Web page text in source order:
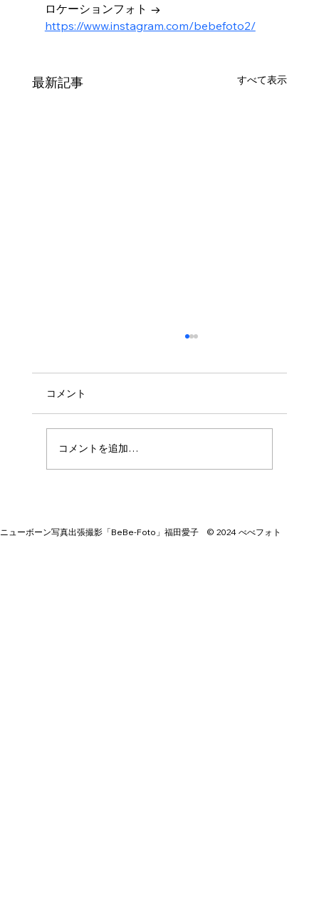
ロケーションフォト →
https://www.instagram.com/bebefoto2/
最新記事 すべて表示
東郷神社 お宮参り
コメント
コメントを追加…
ニューボーン写真出張撮影「BeBe-Foto」福田愛子 © 2024 べべフォト